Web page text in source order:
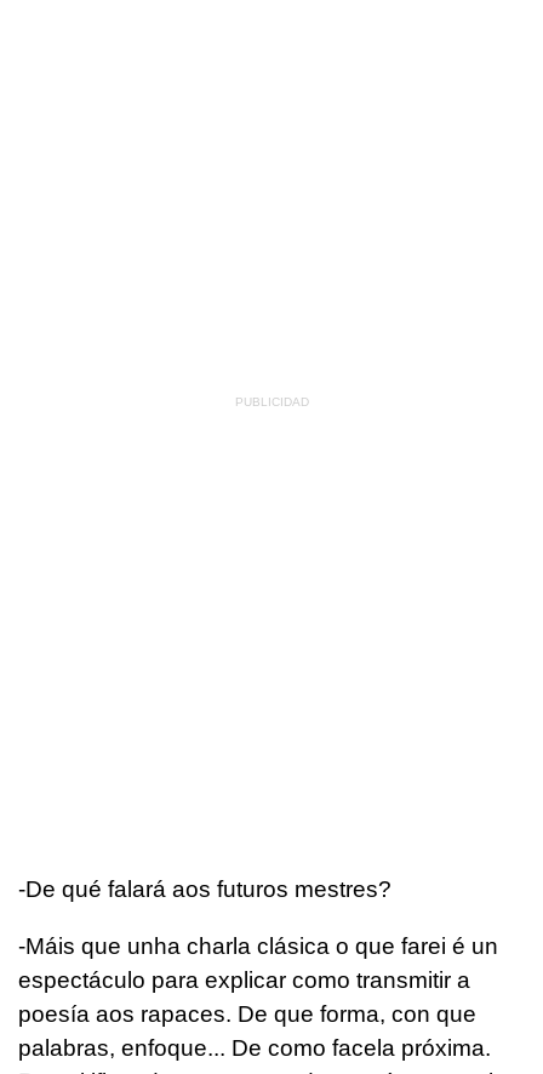
-De qué falará aos futuros mestres?
-Máis que unha charla clásica o que farei é un
espectáculo para explicar como transmitir a
poesía aos rapaces. De que forma, con que
palabras, enfoque... De como facela próxima.